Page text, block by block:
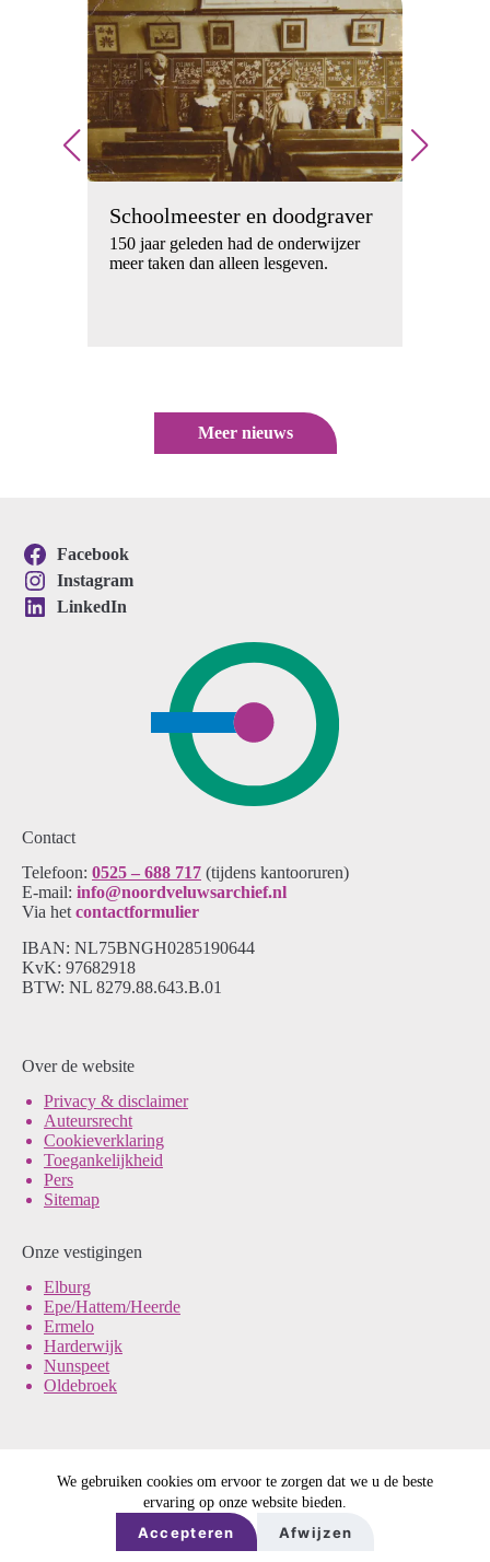
We gebruiken cookies om ervoor te zorgen dat we u de beste
ervaring op onze website bieden.
Accepteren Afwijzen
Schoolmeester en doodgraver
150 jaar geleden had de onderwijzer
meer taken dan alleen lesgeven.
Meer nieuws
Contact
Telefoon: 0525 – 688 717 (tijdens kantooruren)
E-mail: info@noordveluwsarchief.nl
Via het contactformulier
IBAN: NL75BNGH0285190644
KvK: 97682918
BTW: NL 8279.88.643.B.01
Onze vestigingen
Elburg
Epe/Hattem/Heerde
Ermelo
Harderwijk
Nunspeet
Oldebroek
Over de website
Privacy & disclaimer
Auteursrecht
Cookieverklaring
Toegankelijkheid
Pers
Sitemap
Facebook
Instagram
LinkedIn
© Noord-Veluws Archief
DE REE
B.V.en Best4U